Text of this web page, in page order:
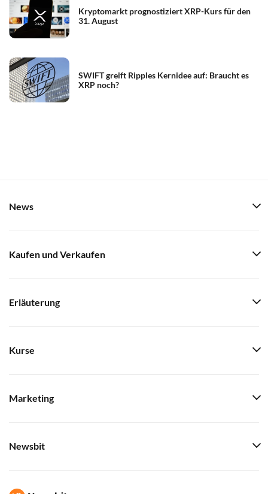
Kryptomarkt prognostiziert XRP-Kurs für den
31. August
SWIFT greift Ripples Kernidee auf: Braucht es
XRP noch?
News
Kaufen und Verkaufen
Erläuterung
Kurse
Marketing
Newsbit